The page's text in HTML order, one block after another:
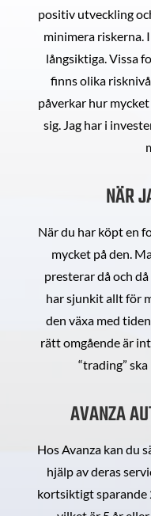
positiv utveckling
minimera riskerna.
långsiktiga. Vissa
finns olika
påverkar hur
sig. Jag har i
NÄR
När du har köpt en
mycket på den.
presterar då och
har sjunkit allt för
den växa med
rätt omgående är
“trading”
AVANZA
Hos Avanza kan du
hjälp av deras
kortsiktigt sparande